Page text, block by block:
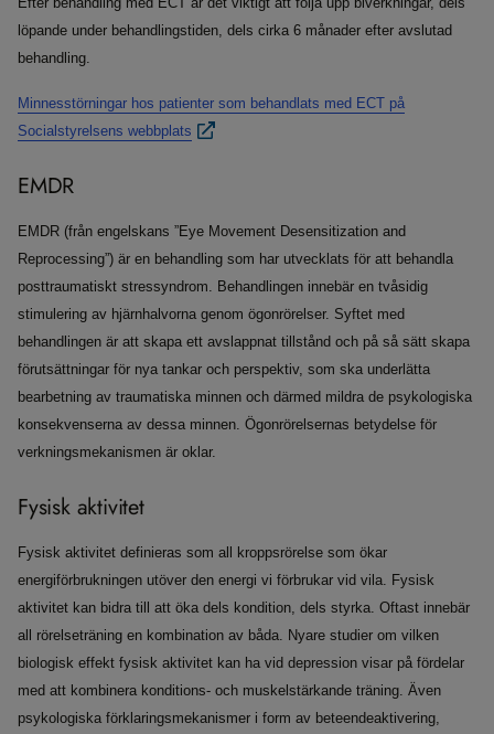
Efter behandling med ECT är det viktigt att följa upp biverkningar, dels
löpande under behandlingstiden, dels cirka 6 månader efter avslutad
behandling.
Minnesstörningar hos patienter som behandlats med ECT på
Socialstyrelsens webbplats
EMDR
EMDR (från engelskans ”Eye Movement Desensitization and
Reprocessing”) är en behandling som har utvecklats för att behandla
posttraumatiskt stressyndrom. Behandlingen innebär en tvåsidig
stimulering av hjärnhalvorna genom ögonrörelser. Syftet med
behandlingen är att skapa ett avslappnat tillstånd och på så sätt skapa
förutsättningar för nya tankar och perspektiv, som ska underlätta
bearbetning av traumatiska minnen och därmed mildra de psykologiska
konsekvenserna av dessa minnen. Ögonrörelsernas betydelse för
verkningsmekanismen är oklar.
Fysisk aktivitet
Fysisk aktivitet definieras som all kroppsrörelse som ökar
energiförbrukningen utöver den energi vi förbrukar vid vila. Fysisk
aktivitet kan bidra till att öka dels kondition, dels styrka. Oftast innebär
all rörelseträning en kombination av båda. Nyare studier om vilken
biologisk effekt fysisk aktivitet kan ha vid depression visar på fördelar
med att kombinera konditions- och muskelstärkande träning. Även
psykologiska förklaringsmekanismer i form av beteendeaktivering,